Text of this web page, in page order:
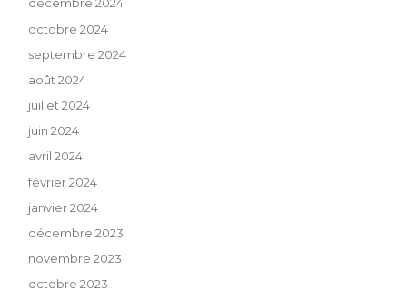
décembre 2024
octobre 2024
septembre 2024
août 2024
juillet 2024
juin 2024
avril 2024
février 2024
janvier 2024
décembre 2023
novembre 2023
octobre 2023